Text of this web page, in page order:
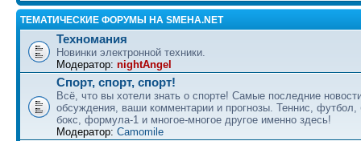
ТЕМАТИЧЕСКИЕ ФОРУМЫ НА SMEHA.NET
Техномания
Новинки электронной техники.
Модератор: nightAngel
Спорт, спорт, спорт!
Всё, что вы хотели знать о спорте! Самые последние
обсуждения, ваши комментарии и прогнозы. Теннис, футбол,
бокс, формула-1 и многое-многое другое именно здесь!
Модератор: Camomile